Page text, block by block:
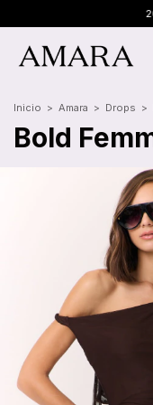
EN TRANSFERENCIA -
Inicio > Amara > Drops >
Bold